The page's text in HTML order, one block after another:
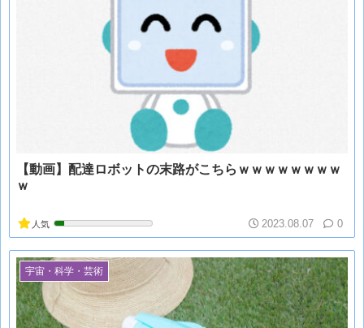
【動画】配達ロボットの末路がこちらｗｗｗｗｗｗｗｗ
ｗ
人気 2023.08.07 0
宇宙・科学・芸術